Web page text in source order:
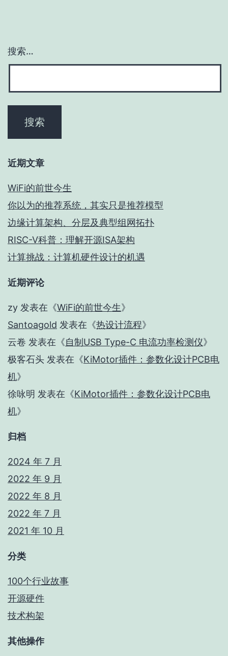
搜索…
近期文章
WiFi的前世今生
你以为的推荐系统，其实只是推荐模型
边缘计算架构、分层及典型组网拓扑
RISC-V科普：理解开源ISA架构
计算挑战：计算机硬件设计的机遇
近期评论
zy 发表在《WiFi的前世今生》
Santoagold 发表在《热设计流程》
云卷 发表在《自制USB Type-C 电流功率检测仪》
极客石头 发表在《KiMotor插件：参数化设计PCB电
机》
徐咏明 发表在《KiMotor插件：参数化设计PCB电
机》
归档
2024 年 7 月
2022 年 9 月
2022 年 8 月
2022 年 7 月
2021 年 10 月
分类
100个行业故事
开源硬件
技术构架
其他操作